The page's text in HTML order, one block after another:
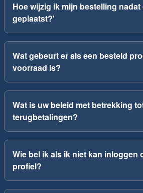
Hoe wijzig ik mijn bestelling nadat
geplaatst?'
Wat gebeurt er als een besteld
voorraad is?
Wat is uw beleid met betrekking
terugbetalingen?
Wie bel ik als ik niet kan inloggen
profiel?